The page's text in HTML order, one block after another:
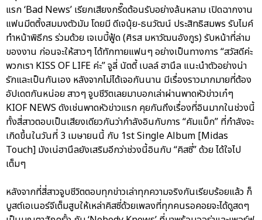
แรก ‘Bad News’ เรียกเสียงกรี๊ดต้อนรับอย่างล้นหลาม เปิดฉากงาน
แฟนมีตติ้งสมมงตัวมัม โดยมี ดีเจนุ้ย-ธนวัฒน์ ประสิทธิสมพร รับไมค์
ทำหน้าพิธีกร ร่วมด้วย เจเบบี้ฟู้ด (ศิรส มหาวัฒนอังกูร) รับหน้าที่ล่าม
ของงาน ก่อนจะให้สาวๆ ได้ทักทายแฟนๆ อย่างเป็นทางการ “สวัสดีค่ะ
พวกเรา KISS OF LIFE ค่ะ” จูลี่ นัตตี้ เบลล์ ฮานึล แนะนำตัวอย่างน่า
รักและเป็นกันเอง หลังจากไม่ได้เจอกันนาน มีเรื่องราวมากมายที่ต้อง
อัปเดตกันหน่อย สาวๆ จูบชีวิตเลยมาบอกเล่าผ่านพาดหัวข่าวเก๋ๆ
KIOF NEWS ดังเช่นพาดหัวข่าวแรก คุยกันถึงเรื่องที่อินมากในช่วงนี้
ทั้งสี่สาวตอบเป็นเสียงเดียวกันว่ากำลังอินกับการ “คัมแบ็ก” ที่กำลังจะ
เกิดขึ้นในวันที่ 3 เมษายนนี้ กับ 1st Single Album [Midas
Touch] มังเน่ฮานึลยังเสริมอีกว่าช่วงนี้อินกับ “คิสซี่” ด้วย ได้ใจไป
เต็มๆ
หลังจากที่สี่สาวจูบชีวิตตอบทุกข่าวเล่าทุกความจริงกันเรียบร้อยแล้ว ก็
บูสต์เอเนอร์จีเต็มสูบให้เหล่าคิสซี่ด้วยเพลงที่ทุกคนรอคอยจะได้ดูสดๆ